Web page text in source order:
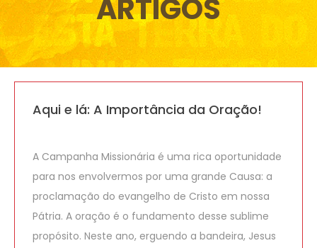
ARTIGOS
Aqui e lá: A Importância da Oração!
A Campanha Missionária é uma rica oportunidade
para nos envolvermos por uma grande Causa: a
proclamação do evangelho de Cristo em nossa
Pátria. A oração é o fundamento desse sublime
propósito. Neste ano, erguendo a bandeira, Jesus